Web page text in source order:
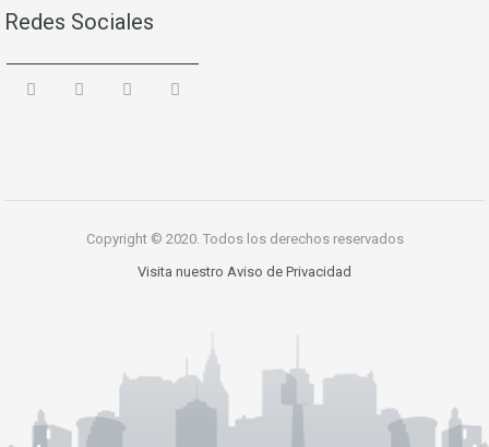
Redes Sociales
Copyright © 2020. Todos los derechos reservados
Visita nuestro Aviso de Privacidad